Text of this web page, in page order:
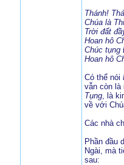
Thánh!
Chúa là
Trời đất
Hoan hô
Chúc tụng
Hoan hô
Có thể nói
vẫn còn là
Tụng, là
về với
Các nhà
Phần đầu
Ngài, mà
sau: